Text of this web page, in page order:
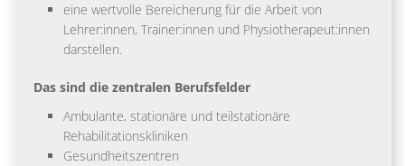
eine wertvolle Bereicherung für die Arbeit von
Lehrer:innen, Trainer:innen und Physiotherapeut:innen
darstellen.
Das sind die zentralen Berufsfelder
Ambulante, stationäre und teilstationäre
Rehabilitationskliniken
Gesundheitszentren